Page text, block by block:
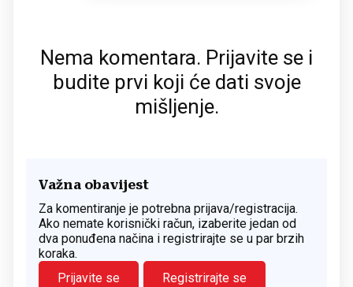
Nema komentara. Prijavite se i
budite prvi koji će dati svoje
mišljenje.
Važna obavijest
Za komentiranje je potrebna prijava/registracija.
Ako nemate korisnički račun, izaberite jedan od
dva ponuđena načina i registrirajte se u par brzih
koraka.
Prijavite se
Registrirajte se